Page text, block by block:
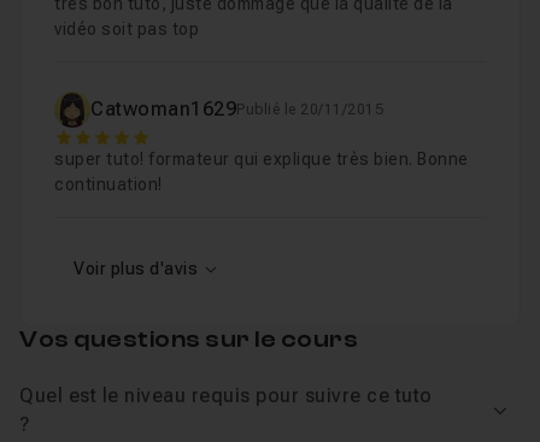
vidéo soit pas top
Catwoman1629Publié le 20/11/2015
5
super tuto! formateur qui explique très bien. Bonne
continuation!
Voir plus d'avis
Vos questions sur le cours
Quel est le niveau requis pour suivre ce tuto
?